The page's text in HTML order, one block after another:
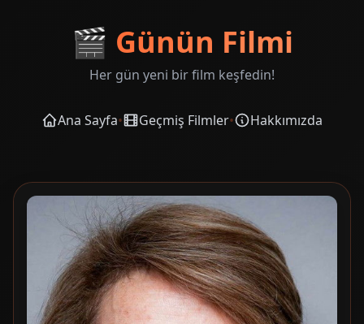
🎬 Günün Filmi
Her gün yeni bir film keşfedin!
Ana Sayfa• Geçmiş Filmler• Hakkımızda